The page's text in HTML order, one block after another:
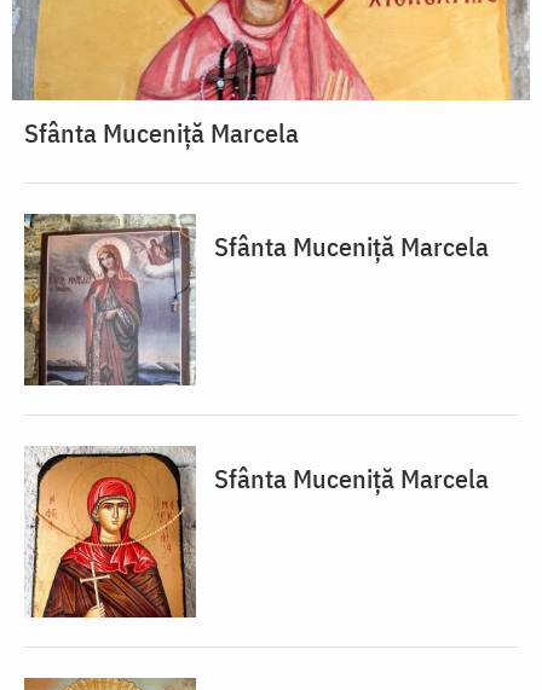
Sfânta Muceniță Marcela
Sfânta Muceniță Marcela
Sfânta Muceniță Marcela